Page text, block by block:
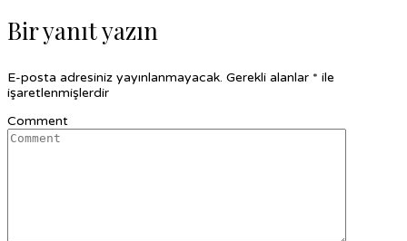
Bir yanıt yazın
E-posta adresiniz yayınlanmayacak. Gerekli alanlar * ile
işaretlenmişlerdir
Comment